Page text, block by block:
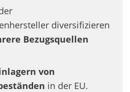
diversifizieren
Bezugsquellen
von
in der EU.